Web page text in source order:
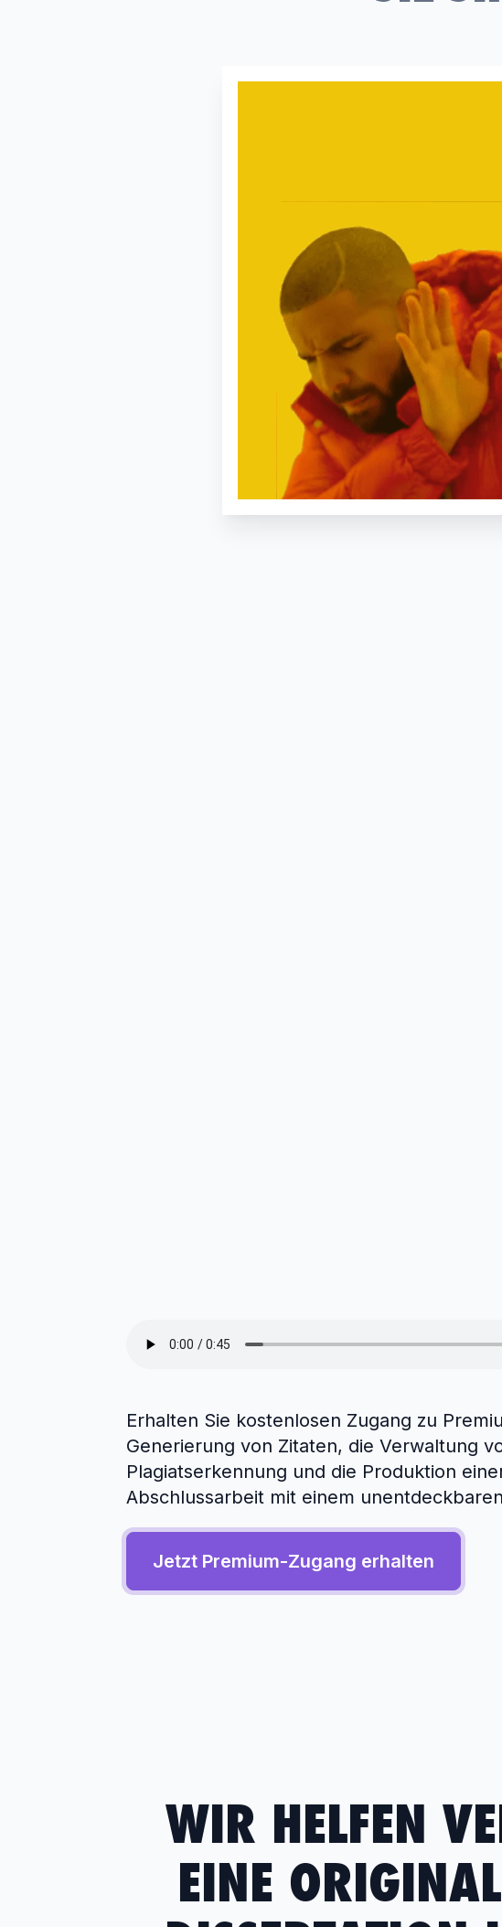
Erhalten Sie kostenlosen Zugang zu
Generierung von Zitaten, die Verwaltung
Plagiatserkennung und die Produktion
Abschlussarbeit mit einem
Jetzt Premium-Zugang erhalten
WIR HELFEN
EINE